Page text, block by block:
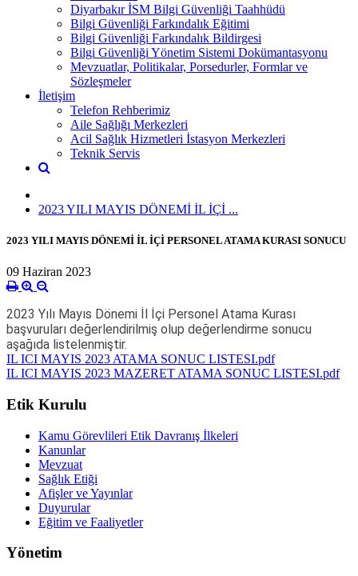
Diyarbakır İSM Bilgi Güvenliği Taahhüdü
Bilgi Güvenliği Farkındalık Eğitimi
Bilgi Güvenliği Farkındalık Bildirgesi
Bilgi Güvenliği Yönetim Sistemi Dokümantasyonu
Mevzuatlar, Politikalar, Porsedurler, Formlar ve
Sözleşmeler
İletişim
Telefon Rehberimiz
Aile Sağlığı Merkezleri
Acil Sağlık Hizmetleri İstasyon Merkezleri
Teknik Servis
2023 YILI MAYIS DÖNEMİ İL İÇİ ...
2023 YILI MAYIS DÖNEMİ İL İÇİ PERSONEL ATAMA KURASI SONUCU
09 Haziran 2023
2023 Yılı Mayıs Dönemi İl İçi Personel Atama Kurası
başvuruları değerlendirilmiş olup değerlendirme sonucu
aşağıda listelenmiştir.
IL ICI MAYIS 2023 ATAMA SONUC LISTESI.pdf
IL ICI MAYIS 2023 MAZERET ATAMA SONUC LISTESI.pdf
Etik Kurulu
Kamu Görevlileri Etik Davranış İlkeleri
Kanunlar
Mevzuat
Sağlık Etiği
Afişler ve Yayınlar
Duyurular
Eğitim ve Faaliyetler
Yönetim